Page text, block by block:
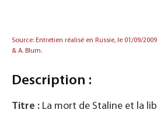
Source: Entretien réalisé en Russie, le 01/09/
& A. Blum.
Description :
Titre : La mort de Staline et la